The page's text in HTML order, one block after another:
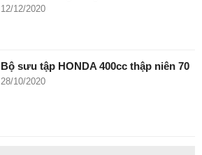
12/12/2020
Bộ sưu tập HONDA 400cc thập niên 70
28/10/2020